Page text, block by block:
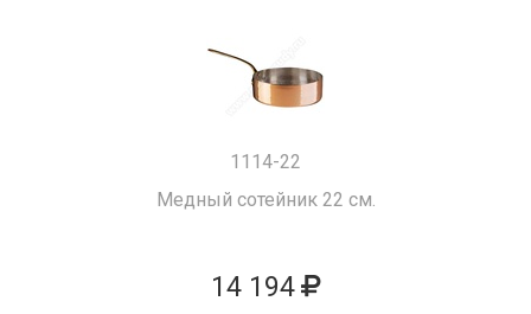
1114-22
Медный сотейник 22 см.
14 194